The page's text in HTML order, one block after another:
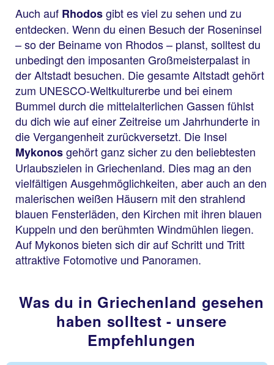
Auch auf Rhodosgibt es viel zu sehen und zu
entdecken. Wenn du einen Besuch der Roseninsel
– so der Beiname von Rhodos – planst, solltest du
unbedingt den imposanten Großmeisterpalast in
der Altstadt besuchen. Die gesamte Altstadt gehört
zum UNESCO-Weltkulturerbe und bei einem
Bummel durch die mittelalterlichen Gassen fühlst
du dich wie auf einer Zeitreise um Jahrhunderte in
die Vergangenheit zurückversetzt. Die Insel
Mykonosgehört ganz sicher zu den beliebtesten
Urlaubszielen in Griechenland. Dies mag an den
vielfältigen Ausgehmöglichkeiten, aber auch an den
malerischen weißen Häusern mit den strahlend
blauen Fensterläden, den Kirchen mit ihren blauen
Kuppeln und den berühmten Windmühlen liegen.
Auf Mykonos bieten sich dir auf Schritt und Tritt
attraktive Fotomotive und Panoramen.
Was du in Griechenland gesehen
haben solltest - unsere
Empfehlungen